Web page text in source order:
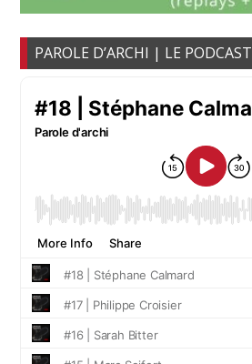
PAROLE D’ARCHI | LE PODCAST